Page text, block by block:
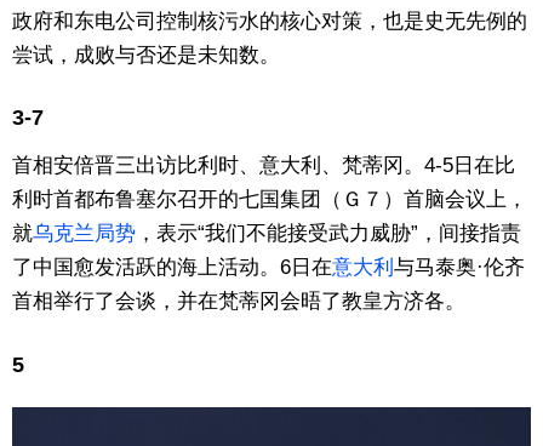
日本一瞥
人物访谈
东京
编辑部通知
政府和东电公司控制核污水的核心对策，也是史无先例的
尝试，成败与否还是未知数。
3-7
首相安倍晋三出访比利时、意大利、梵蒂冈。4-5日在比
利时首都布鲁塞尔召开的七国集团（Ｇ７）首脑会议上，
就乌克兰局势，表示“我们不能接受武力威胁”，间接指责
了中国愈发活跃的海上活动。6日在意大利 与马泰奥·伦齐
首相举行了会谈，并在梵蒂冈会晤了教皇方济各。
5